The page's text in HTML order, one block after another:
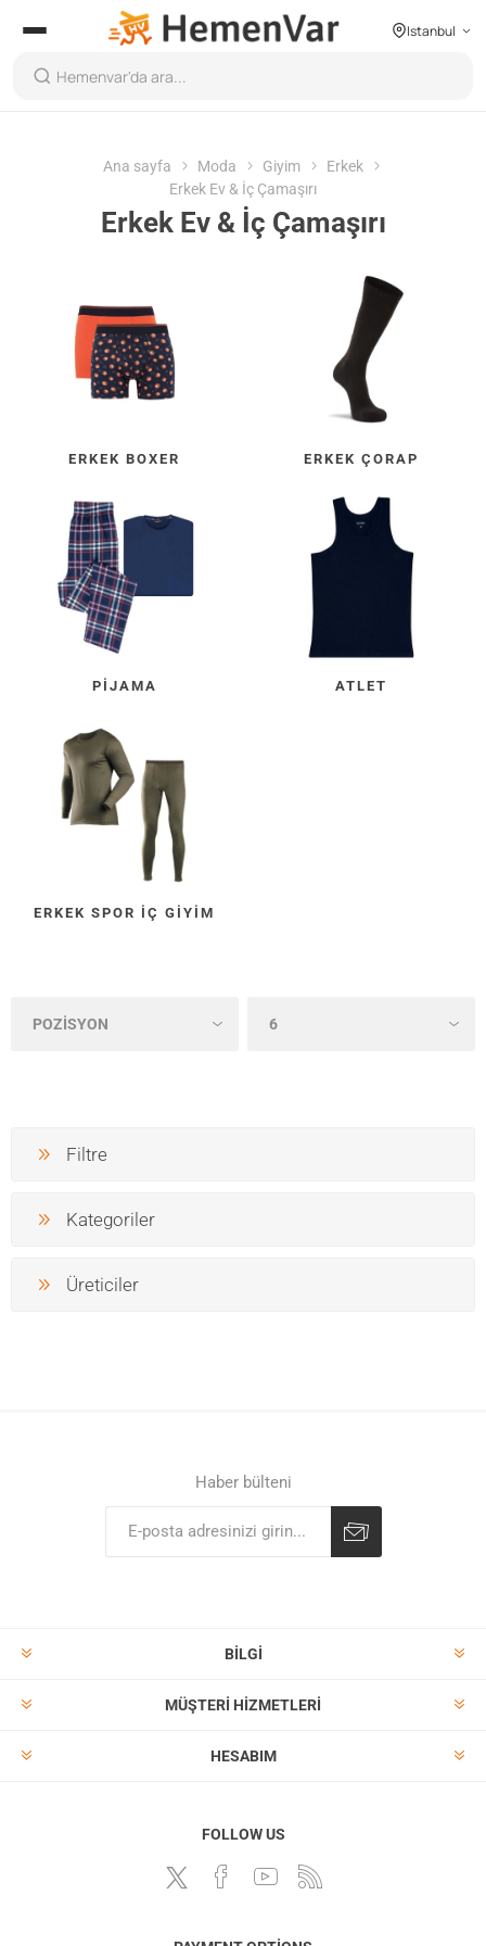
Istanbul
Ana sayfa Moda Giyim
Erkek
Erkek Ev & İç Çamaşırı
Erkek Ev & İç Çamaşırı
ERKEK BOXER ERKEK ÇORAP
PIJAMA ATLET
ERKEK SPOR İÇ GIYIM
Filtre
Kategoriler
Üreticiler
Haber bülteni
BILGI
MÜŞTERI HIZMETLERI
HESABIM
FOLLOW US